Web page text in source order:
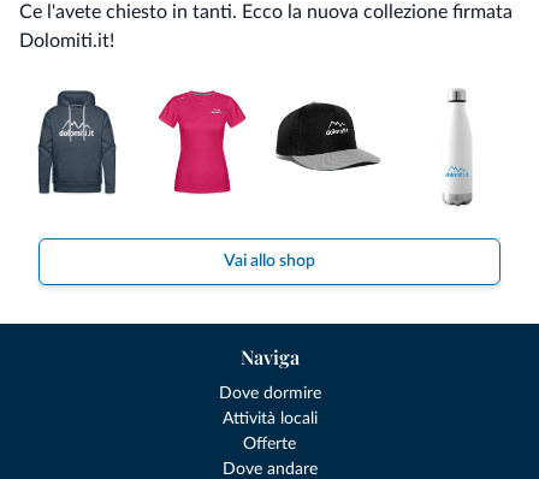
Ce l'avete chiesto in tanti. Ecco la nuova collezione firmata
Dolomiti.it!
Vai allo shop
Naviga
Dove dormire
Attività locali
Offerte
Dove andare